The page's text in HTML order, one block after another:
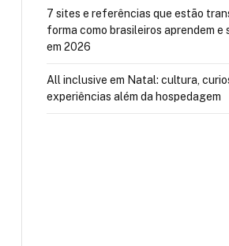
7 sites e referências que estão
forma como brasileiros aprendem e
em 2026
All inclusive em Natal: cultura,
experiências além da hospedagem